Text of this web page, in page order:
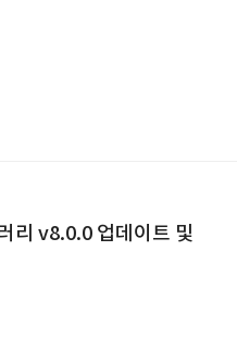
리 v8.0.0 업데이트 및